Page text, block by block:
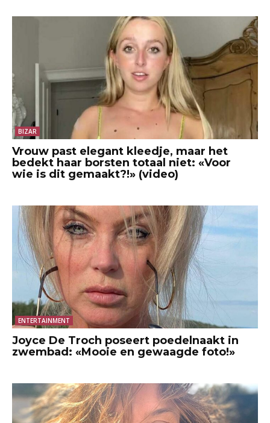
BIZAR
Vrouw past elegant kleedje, maar het
bedekt haar borsten totaal niet: «Voor
wie is dit gemaakt?!» (video)
ENTERTAINMENT
Joyce De Troch poseert poedelnaakt in
zwembad: «Mooie en gewaagde foto!»